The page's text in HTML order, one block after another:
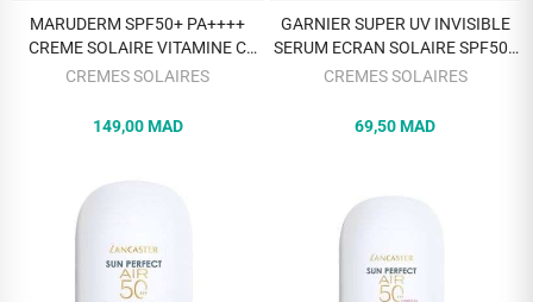
MARUDERM SPF50+ PA++++
CREME SOLAIRE VITAMINE C
50ML
CREMES SOLAIRES
149,00 MAD
GARNIER SUPER UV INVISIBLE
SERUM ECRAN SOLAIRE SPF50+
VITAMIN C 30ML
CREMES SOLAIRES
69,50 MAD